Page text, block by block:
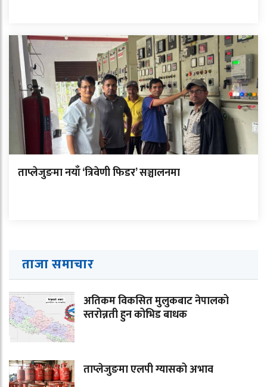
ताप्लेजुङमा नयाँ ‘त्रिवेणी फिडर’ सञ्चालनमा
ताजा समाचार
अतिकम विकसित मुलुकबाट नेपालको
स्तरोन्नती हुन कोभिड बाधक
ताप्लेजुङमा एलपी ग्यासको अभाव